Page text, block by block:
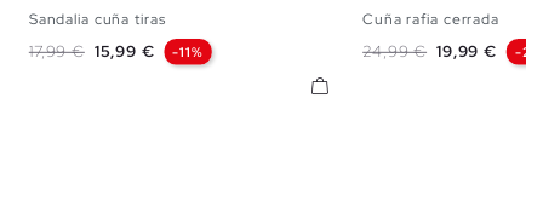
Sandalia cuña tiras
Precio base
17,99 € Precio
15,99 € -11%
Cuña rafia cerrada
Precio base
24,99 € Precio
19,99 € -